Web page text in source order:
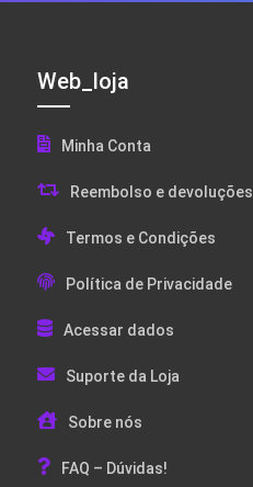
Web_loja
Minha Conta
Reembolso e devoluções
Termos e Condições
Política de Privacidade
Acessar dados
Suporte da Loja
Sobre nós
FAQ – Dúvidas!